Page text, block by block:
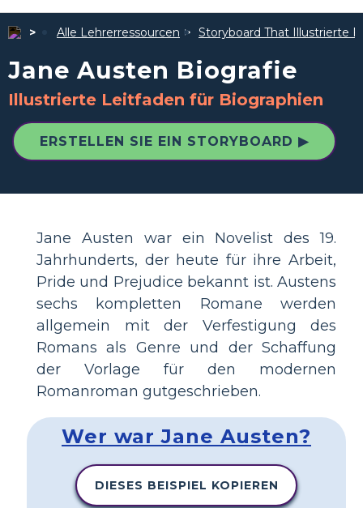
Alle Lehrerressourcen Storyboard That Illustrierte
Jane Austen Biografie
Illustrierte Leitfaden für Biographien
ERSTELLEN SIE EIN STORYBOARD ▶
Jane Austen war ein Novelist des 19.
Jahrhunderts, der heute für ihre Arbeit,
Pride und Prejudice bekannt ist. Austens
sechs kompletten Romane werden
allgemein mit der Verfestigung des
Romans als Genre und der Schaffung
der Vorlage für den modernen
Romanroman gutgeschrieben.
Wer war Jane Austen?
DIESES BEISPIEL KOPIEREN